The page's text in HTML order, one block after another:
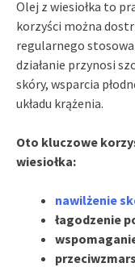
Olej z wiesiołka to
korzyści można
regularnego
działanie przynosi
skóry, wsparcia
układu krążenia.
Oto kluczowe
wiesiołka:
nawilżenie
łagodzenie